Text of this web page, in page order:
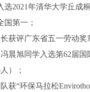
选2021年清华大学丘成
国第一；
获评广东省五一劳动奖
晨旭同学入选第62届国
）；
获“环保马拉松